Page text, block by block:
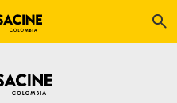
search